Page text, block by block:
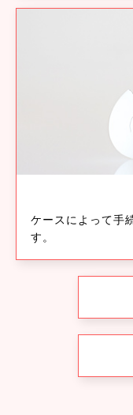
ケースによって手
す。